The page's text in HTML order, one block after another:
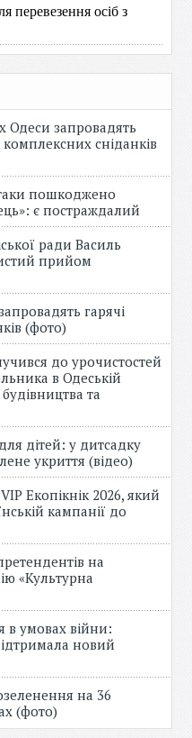
перевезення осіб з
Одеси запровадять
комплексних сніданків
пошкоджено
є постраждалий
ради Василь
прийом
гарячі
(фото)
до урочистостей
в Одеській
та
дітей: у дитсадку
укриття (відео)
Екопікнік 2026, який
кампанії до
на
«Культурна
в умовах війни:
новий
на 36
(фото)